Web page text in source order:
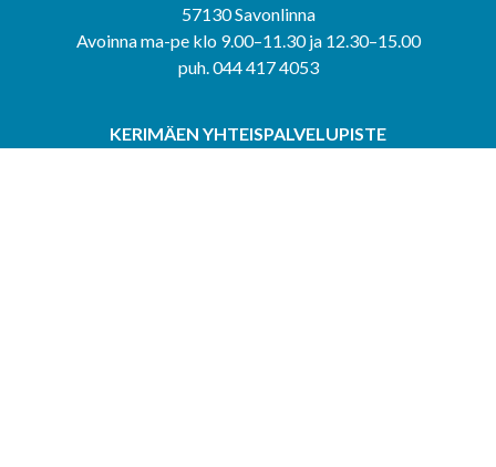
57130 Savonlinna
Avoinna ma-pe klo 9.00–11.30 ja 12.30–15.00
puh. 044 417 4053
KERIMÄEN YHTEISPALVELUPISTE